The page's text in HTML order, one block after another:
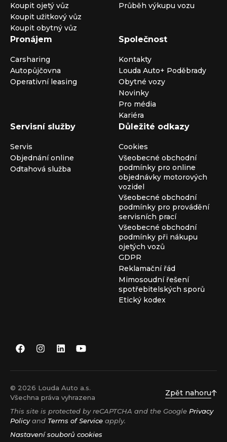
Koupit ojetý vůz
Koupit užitkový vůz
Koupit obytný vůz
Průběh výkupu vozu
Pronájem
Carsharing
Autopůjčovna
Operativní leasing
Společnost
Kontakty
Louda Auto+ Poděbrady
Obytné vozy
Novinky
Pro média
Kariéra
Servisní služby
Servis
Objednání online
Odtahová služba
Důležité odkazy
Cookies
Všeobecné obchodní
podmínky pro online
objednávky motorových
vozidel
Všeobecné obchodní
podmínky pro provádění
servisních prací
Všeobecné obchodní
podmínky při nákupu
ojetých vozů
GDPR
Reklamační řád
Mimosoudní řešení
spotřebitelských sporů
Etický kodex
© 2026 Louda Auto a.s.
Všechna práva vyhrazena
Zpět nahoru
This site is protected by reCAPTCHA and the Google Privacy
Policyand Terms of Service apply.
Nastavení souborů cookies